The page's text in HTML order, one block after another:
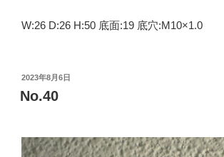
W:26 D:26 H:50 底面:19 底穴:M10×1.0
投
稿
日:
2023年8月6日
No.40